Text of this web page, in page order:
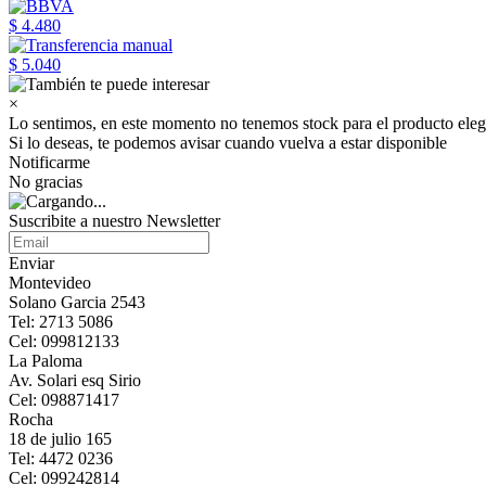
$ 4.480
$ 5.040
×
Lo sentimos, en este momento no tenemos stock para el producto
Si lo deseas, te podemos avisar cuando vuelva a estar disponible
Notificarme
No gracias
Suscribite a nuestro Newsletter
Enviar
Montevideo
Solano Garcia 2543
Tel: 2713 5086
Cel: 099812133
La Paloma
Av. Solari esq Sirio
Cel: 098871417
Rocha
18 de julio 165
Tel: 4472 0236
Cel: 099242814